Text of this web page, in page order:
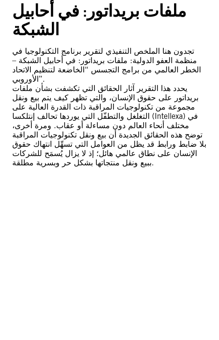
ملفات بريداتور: في أحابيل
الشبكة
تجدون هنا الملخص التنفيذي لتقرير برنامج التكنولوجيا في
منظمة العفو الدولية: ملفات بريداتور: في أحابيل الشبكة –
الخطر العالمي من برامج التجسس “الخاضعة لتنظيم الاتحاد
الأوروبي”.
يحدد هذا التقرير آثار الحقائق التي تكشفت بشأن ملفات
بريداتور على حقوق الإنسان، والتي تظهر كيف يتم بيع ونقل
مجموعة من تكنولوجيات المراقبة ذات القدرة العالية على
التغلغل والتطفّل التي يوردها تحالف إنتلكسا (Intellexa) في
مختلف أنحاء العالم دون مساءلة أو عقاب. ومرة أخرى،
توضح هذه الحقائق الجديدة أن بيع ونقل تكنولوجيات المراقبة
بلا ضابط ورابط قد يظل من العوامل التي تسهِّل انتهاك حقوق
الإنسان على نطاق عالمي هائل؛ إذ لا يزال يُسمَح للشركات
ببيع ونقل منتجاتها بشكل حر وبسرية مطلقة.